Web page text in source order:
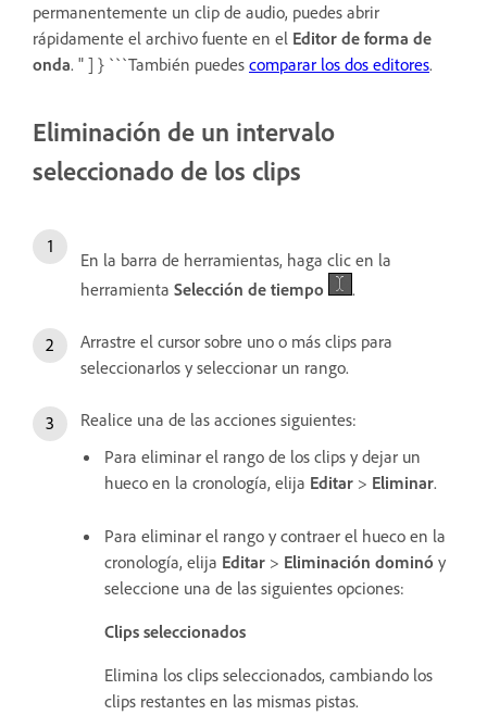
permanentemente un clip de audio, puedes abrir
rápidamente el archivo fuente en el Editor de forma de
onda. " ] } ```También puedes comparar los dos editores.
Eliminación de un intervalo
seleccionado de los clips
En la barra de herramientas, haga clic en la
herramienta Selección de tiempo .
Arrastre el cursor sobre uno o más clips para
seleccionarlos y seleccionar un rango.
Realice una de las acciones siguientes:
Para eliminar el rango de los clips y dejar un
hueco en la cronología, elija Editar > Eliminar.
Para eliminar el rango y contraer el hueco en la
cronología, elija Editar > Eliminación dominó y
seleccione una de las siguientes opciones:
Clips seleccionados
Elimina los clips seleccionados, cambiando los
clips restantes en las mismas pistas.